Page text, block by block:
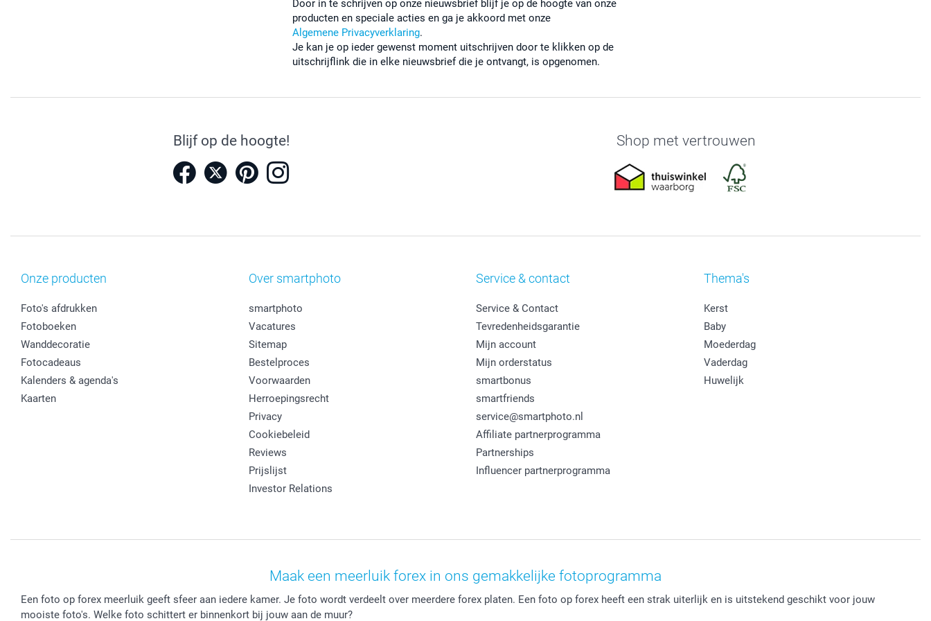
Door in te schrijven op onze nieuwsbrief blijf je op de hoogte van onze
producten en speciale acties en ga je akkoord met onze
Algemene Privacyverklaring.
Je kan je op ieder gewenst moment uitschrijven door te klikken op de
uitschrijflink die in elke nieuwsbrief die je ontvangt, is opgenomen.
Blijf op de hoogte! Shop met vertrouwen
Onze producten
Foto's afdrukken
Fotoboeken
Wanddecoratie
Fotocadeaus
Kalenders & agenda's
Kaarten
Over smartphoto
smartphoto
Vacatures
Sitemap
Bestelproces
Voorwaarden
Herroepingsrecht
Privacy
Cookiebeleid
Reviews
Prijslijst
Investor Relations
Service & contact
Service & Contact
Tevredenheidsgarantie
Mijn account
Mijn orderstatus
smartbonus
smartfriends
service@smartphoto.nl
Affiliate partnerprogramma
Partnerships
Influencer partnerprogramma
Thema's
Kerst
Baby
Moederdag
Vaderdag
Huwelijk
Maak een meerluik forex in ons gemakkelijke fotoprogramma
Een foto op forex meerluik geeft sfeer aan iedere kamer. Je foto wordt verdeelt over meerdere forex platen. Een foto op forex heeft een strak uiterlijk en is uitstekend geschikt voor jouw
mooiste foto's. Welke foto schittert er binnenkort bij jouw aan de muur?